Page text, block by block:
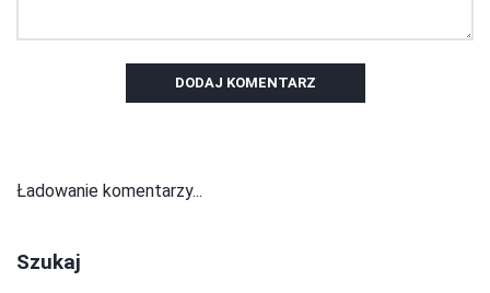
DODAJ KOMENTARZ
Ładowanie komentarzy...
Szukaj